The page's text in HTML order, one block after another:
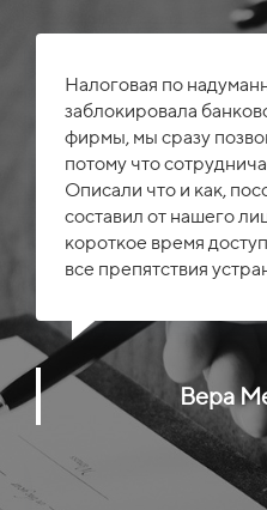
Налоговая по
заблокировала
фирмы, мы сразу
потому что
Описали что и как,
составил от нашего
короткое время
все препятствия
Вера